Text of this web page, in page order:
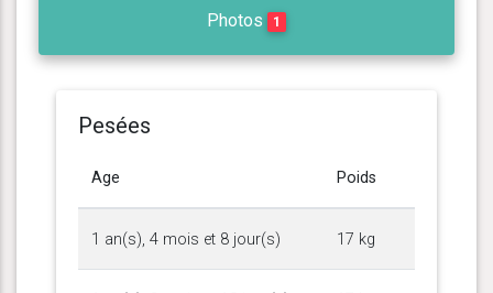
Photos 1
Pesées
Age Poids
1 an(s), 4 mois et 8 jour(s) 17 kg